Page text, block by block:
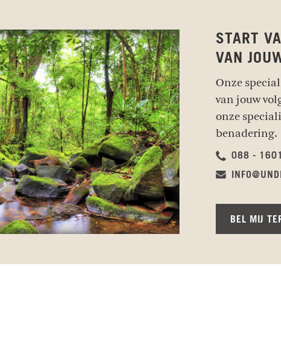
START
VAN
Onze
van jouw
onze
benadering.
088 -
BEL MIJ